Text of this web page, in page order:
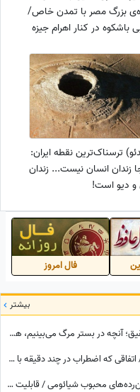
بزرگ مصر با تمدن خاص/
باشکوه در کنار اهرام جیزه
ترسناک‌ترین نقطه ایران:
زندان انسان نیست... زندان
دیو است!
فال امروز
بیشتر
اعتراف تکان‌دهنده پزشکان پس از 3 دهه تحقیق؛ آنچه در بستر مرگ می‌بینیم، هذیان نیست!
استرس خون را مستعد لخته شدن می‌ کند؟ / اتفاقی که اضطراب در چند دقیقه با خون شما می‌کند، پزشکان را شگفت‌زده کرد
بررسی Redmi Note 14؛ نسخه استاندارد میان‌رده‌های محبوب شیائومی / قابلیت لرزشگیر برای دوربین اصلی شیائومی